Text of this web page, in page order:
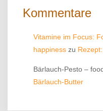
Kommentare
Vitamine im Focus:
happiness zu
Bärlauch-Pesto –
Bärlauch-Butter